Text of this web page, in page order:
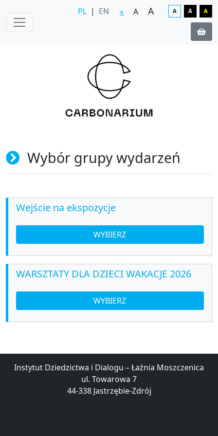
PL | EN A A A A A A
Wybór grupy wydarzeń
Wejście na ekspozycje
WYBIERZ
WARSZTATY DLA DZIECI WAKACJE 2026
WYBIERZ
Instytut Dziedzictwa i Dialogu – Łaźnia Moszczenica
ul. Towarowa 7
44-338 Jastrzębie-Zdrój